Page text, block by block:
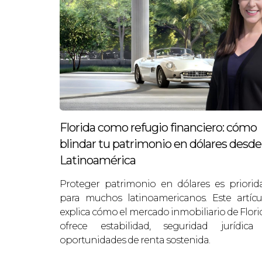
Grupo canadiense — Sur de California
compras por debajo del precio de
“La inversión no solo depende
REFLEXIONES
Contratar un realtor no es únicamente
optimiza procesos y abre puertas
Si estás considerando invertir desde
verificables.
PREGUNTAS
Florida como refugio financiero: cómo
blindar tu patrimonio en dólares desde
Latinoamérica
Proteger patrimonio en dólares es
para muchos latinoamericanos. Este
explica cómo el mercado inmobiliario de
ofrece estabilidad, seguridad
oportunidades de renta sostenida.